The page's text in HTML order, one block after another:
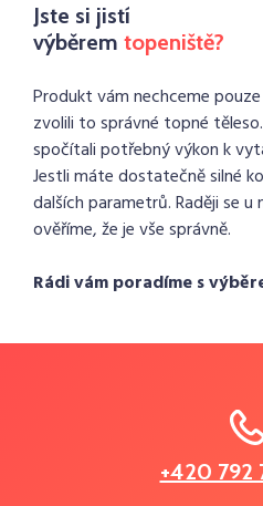
Jste si jistí
výběrem topeniště?
Produkt vám nechceme
zvolili to správné topné
spočítali potřebný výkon k
Jestli máte dostatečně silné
dalších parametrů. Raději se
ověříme, že je vše správně.
Rádi vám poradíme s
+420 792